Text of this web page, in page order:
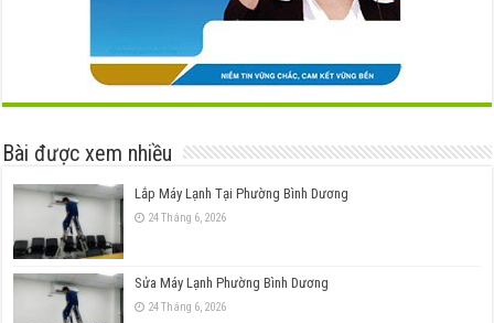
Bài được xem nhiều
Lắp Máy Lạnh Tại Phường Bình Dương
24 Tháng 6, 2026
Sửa Máy Lạnh Phường Bình Dương
24 Tháng 6, 2026